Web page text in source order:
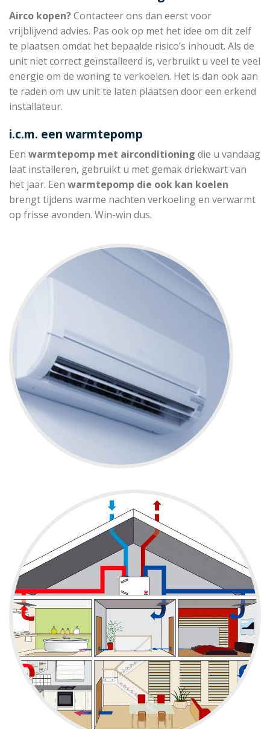
Airco kopen?Contacteer ons dan eerst voor
vrijblijvend advies. Pas ook op met het idee om dit zelf
te plaatsen omdat het bepaalde risico’s inhoudt. Als de
unit niet correct geïnstalleerd is, verbruikt u veel te veel
energie om de woning te verkoelen. Het is dan ook aan
te raden om uw unit te laten plaatsen door een erkend
installateur.
i.c.m. een warmtepomp
Een warmtepomp met airconditioning die u vandaag
laat installeren, gebruikt u met gemak driekwart van
het jaar. Een warmtepomp die ook kan koelen
brengt tijdens warme nachten verkoeling en verwarmt
op frisse avonden. Win-win dus.